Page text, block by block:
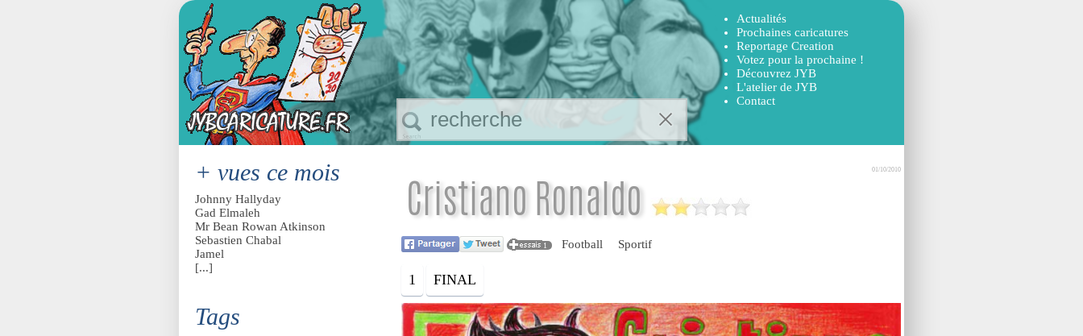
Actualités
Prochaines caricatures
Reportage Creation
Votez pour la prochaine !
Découvrez JYB
L'atelier de JYB
Contact
+ vues ce mois
Johnny Hallyday
Gad Elmaleh
Mr Bean Rowan Atkinson
Sebastien Chabal
Jamel
[...]
Tags
Cristiano Ronaldo
01/10/2010
1 Football Sportif
1 FINAL